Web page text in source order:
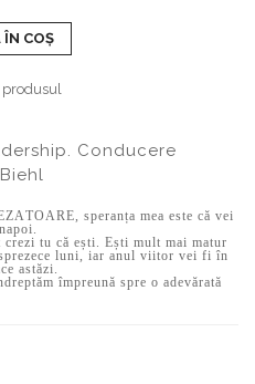
ÎN COŞ
produsul
Conducere
speranța mea este că vei
tu că ești. Ești mult mai matur
luni, iar anul viitor vei fi în
astăzi.
împreună spre o adevărată